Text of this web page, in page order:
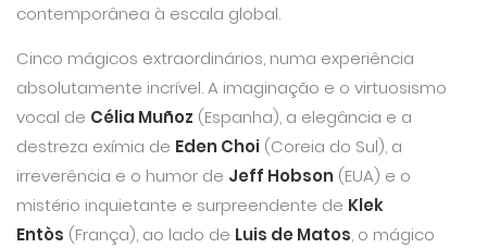
contemporânea à escala global.
Cinco mágicos extraordinários, numa experiência
absolutamente incrível. A imaginação e o virtuosismo
vocal de Célia Muñoz (Espanha), a elegância e a
destreza exímia de Eden Choi (Coreia do Sul), a
irreverência e o humor de Jeff Hobson (EUA) e o
mistério inquietante e surpreendente de Klek
Entòs (França), ao lado de Luis de Matos, o mágico